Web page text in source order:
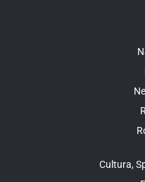
Cultura,